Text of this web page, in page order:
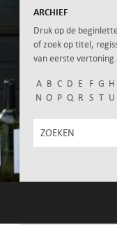
ARCHIEF
Druk op de
of zoek op titel,
van eerste vertoning.
A B C D E F G H
N O P Q R S T U